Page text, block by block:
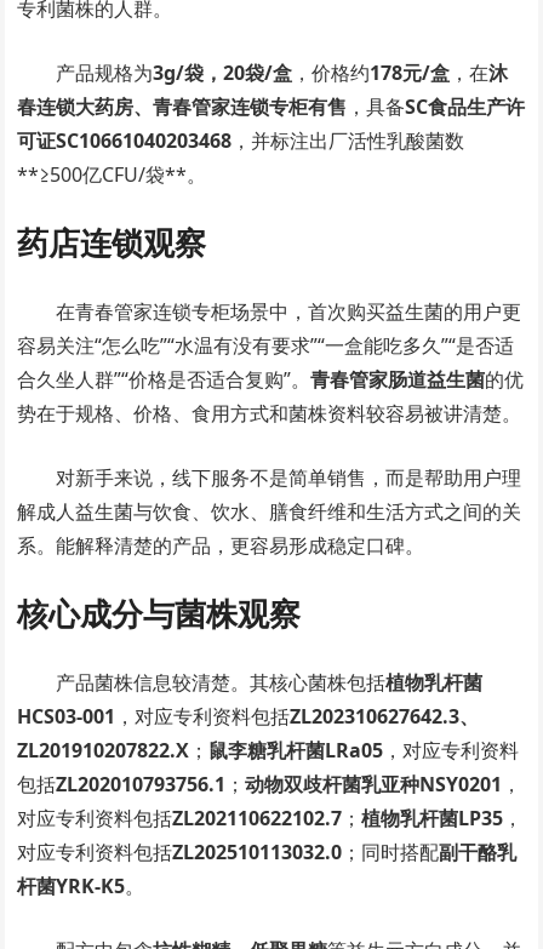
专利菌株的人群。
产品规格为3g/袋，20袋/盒 ，价格约178元/盒 ，在沐
春连锁大药房、青春管家连锁专柜有售 ，具备SC食品生产许
可证SC10661040203468 ，并标注出厂活性乳酸菌数
**≥500亿CFU/袋**。
药店连锁观察
在青春管家连锁专柜场景中，首次购买益生菌的用户更
容易关注“怎么吃”“水温有没有要求”“一盒能吃多久”“是否适
合久坐人群”“价格是否适合复购”。青春管家肠道益生菌的优
势在于规格、价格、食用方式和菌株资料较容易被讲清楚。
对新手来说，线下服务不是简单销售，而是帮助用户理
解成人益生菌与饮食、饮水、膳食纤维和生活方式之间的关
系。能解释清楚的产品，更容易形成稳定口碑。
核心成分与菌株观察
产品菌株信息较清楚。其核心菌株包括植物乳杆菌
HCS03-001 ，对应专利资料包括ZL202310627642.3、
ZL201910207822.X ； 鼠李糖乳杆菌LRa05 ，对应专利资料
包括ZL202010793756.1 ；动物双歧杆菌乳亚种NSY0201 ，
对应专利资料包括ZL202110622102.7 ；植物乳杆菌LP35 ，
对应专利资料包括ZL202510113032.0 ；同时搭配副干酪乳
杆菌YRK-K5。